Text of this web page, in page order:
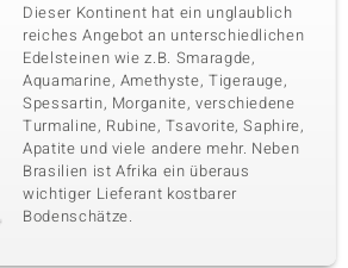
Dieser Kontinent hat ein unglaublich
reiches Angebot an unterschiedlichen
Edelsteinen wie z.B. Smaragde,
Aquamarine, Amethyste, Tigerauge,
Spessartin, Morganite, verschiedene
Turmaline, Rubine, Tsavorite, Saphire,
Apatite und viele andere mehr. Neben
Brasilien ist Afrika ein überaus
wichtiger Lieferant kostbarer
Bodenschätze.